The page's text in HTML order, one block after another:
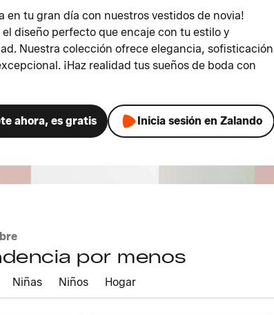
en tu gran día con nuestros vestidos de novia!
diseño perfecto que encaje con tu estilo y
Nuestra colección ofrece elegancia, sofisticación
¡Haz realidad tus sueños de boda con
ahora, es gratis Inicia sesión en Zalando
por menos
Niñas Niños Hogar